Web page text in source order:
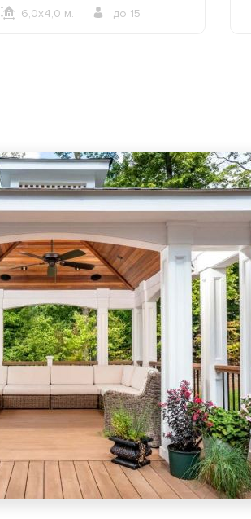
26156,0х4,0 м. до 15